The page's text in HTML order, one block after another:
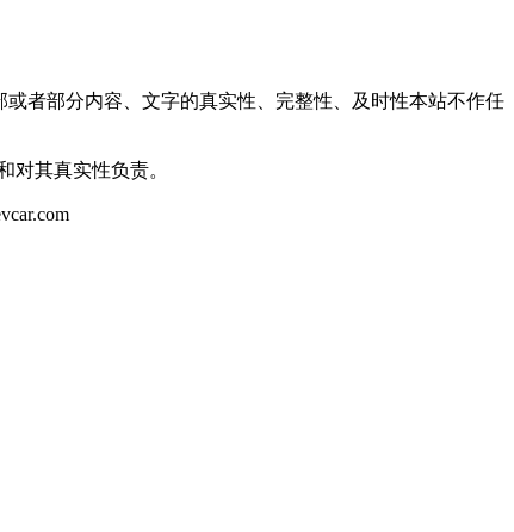
者部分内容、文字的真实性、完整性、及时性本站不作任
对其真实性负责。